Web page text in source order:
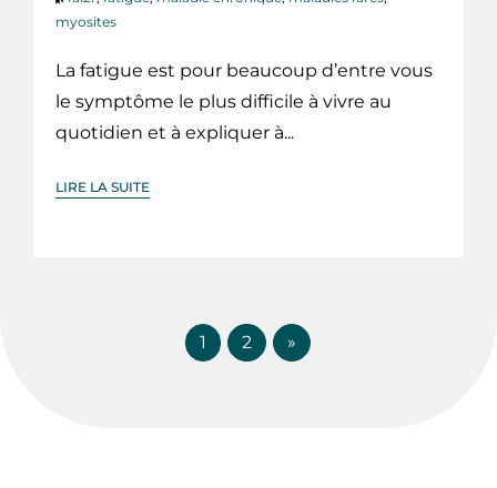
myosites
La fatigue est pour beaucoup d’entre vous
le symptôme le plus difficile à vivre au
quotidien et à expliquer à...
LIRE LA SUITE
1 2 »